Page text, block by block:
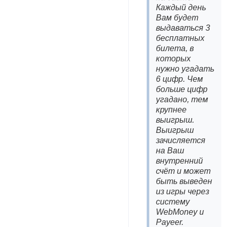
Каждый день
Вам будет
выдаваться 3
бесплатных
билета, в
которых
нужно угадать
6 цифр. Чем
больше цифр
угадано, тем
крупнее
выигрыш.
Выигрыш
зачисляется
на Ваш
внутренний
счёт и может
быть выведен
из игры через
систему
WebMoney и
Payeer.